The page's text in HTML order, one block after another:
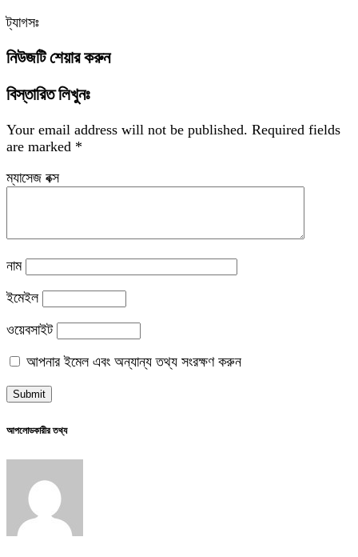
ট্যাগসঃ
নিউজটি শেয়ার করুন
বিস্তারিত লিখুনঃ
Your email address will not be published. Required fields
are marked *
ম্যাসেজ বক্স
নাম
ইমেইল
ওয়েবসাইট
আপনার ইমেল এবং অন্যান্য তথ্য সংরক্ষণ করুন
আপলোডকারীর তথ্য